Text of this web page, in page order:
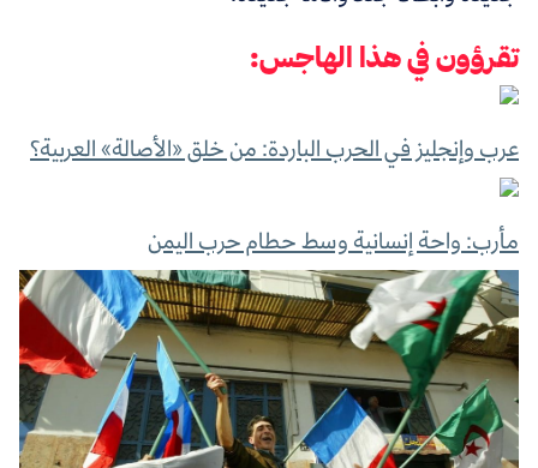
تقرؤون في هذا الهاجس:
عرب وإنجليز في الحرب الباردة: من خلق «الأصالة» العربية؟
مأرب: واحة إنسانية وسط حطام حرب اليمن